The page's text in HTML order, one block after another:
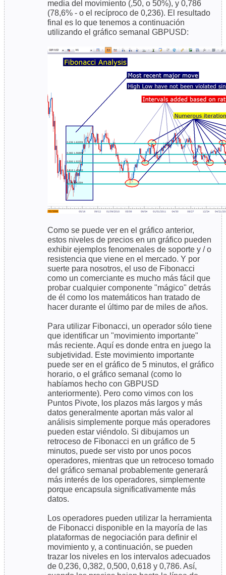
media del movimiento (,50, o 50%), y 0,786
(78,6% - o el recíproco de 0,236). El resultado
final es lo que tenemos a continuación
utilizando el gráfico semanal GBPUSD:
Como se puede ver en el gráfico anterior,
estos niveles de precios en un gráfico pueden
exhibir ejemplos fenomenales de soporte y / o
resistencia que viene en el mercado. Y por
suerte para nosotros, el uso de Fibonacci
como un comerciante es mucho más fácil que
probar cualquier componente "mágico" detrás
de él como los matemáticos han tratado de
hacer durante el último par de miles de años.
Para utilizar Fibonacci, un operador sólo tiene
que identificar un "movimiento importante"
más reciente. Aquí es donde entra en juego la
subjetividad. Este movimiento importante
puede ser en el gráfico de 5 minutos, el gráfico
horario, o el gráfico semanal (como lo
habíamos hecho con GBPUSD
anteriormente). Pero como vimos con los
Puntos Pivote, los plazos más largos y más
datos generalmente aportan más valor al
análisis simplemente porque más operadores
pueden estar viéndolo. Si dibujamos un
retroceso de Fibonacci en un gráfico de 5
minutos, puede ser visto por unos pocos
operadores, mientras que un retroceso tomado
del gráfico semanal probablemente generará
más interés de los operadores, simplemente
porque encapsula significativamente más
datos.
Los operadores pueden utilizar la herramienta
de Fibonacci disponible en la mayoría de las
plataformas de negociación para definir el
movimiento y, a continuación, se pueden
trazar los niveles en los intervalos adecuados
de 0,236, 0,382, 0,500, 0,618 y 0,786. Así,